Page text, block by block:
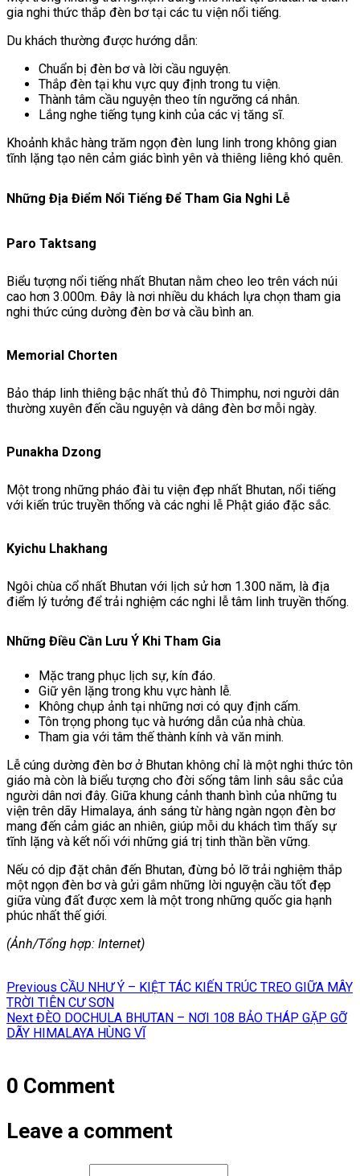
gia nghi thức thắp đèn bơ tại các tu viện nổi tiếng.
Du khách thường được hướng dẫn:
Chuẩn bị đèn bơ và lời cầu nguyện.
Thắp đèn tại khu vực quy định trong tu viện.
Thành tâm cầu nguyện theo tín ngưỡng cá nhân.
Lắng nghe tiếng tụng kinh của các vị tăng sĩ.
Khoảnh khắc hàng trăm ngọn đèn lung linh trong không gian
tĩnh lặng tạo nên cảm giác bình yên và thiêng liêng khó quên.
Những Địa Điểm Nổi Tiếng Để Tham Gia Nghi Lễ
Paro Taktsang
Biểu tượng nổi tiếng nhất Bhutan nằm cheo leo trên vách núi
cao hơn 3.000m. Đây là nơi nhiều du khách lựa chọn tham gia
nghi thức cúng dường đèn bơ và cầu bình an.
Memorial Chorten
Bảo tháp linh thiêng bậc nhất thủ đô Thimphu, nơi người dân
thường xuyên đến cầu nguyện và dâng đèn bơ mỗi ngày.
Punakha Dzong
Một trong những pháo đài tu viện đẹp nhất Bhutan, nổi tiếng
với kiến trúc truyền thống và các nghi lễ Phật giáo đặc sắc.
Kyichu Lhakhang
Ngôi chùa cổ nhất Bhutan với lịch sử hơn 1.300 năm, là địa
điểm lý tưởng để trải nghiệm các nghi lễ tâm linh truyền thống.
Những Điều Cần Lưu Ý Khi Tham Gia
Mặc trang phục lịch sự, kín đáo.
Giữ yên lặng trong khu vực hành lễ.
Không chụp ảnh tại những nơi có quy định cấm.
Tôn trọng phong tục và hướng dẫn của nhà chùa.
Tham gia với tâm thế thành kính và văn minh.
Lễ cúng dường đèn bơ ở Bhutan không chỉ là một nghi thức tôn
giáo mà còn là biểu tượng cho đời sống tâm linh sâu sắc của
người dân nơi đây. Giữa khung cảnh thanh bình của những tu
viện trên dãy Himalaya, ánh sáng từ hàng ngàn ngọn đèn bơ
mang đến cảm giác an nhiên, giúp mỗi du khách tìm thấy sự
tĩnh lặng và kết nối với những giá trị tinh thần bền vững.
Nếu có dịp đặt chân đến Bhutan, đừng bỏ lỡ trải nghiệm thắp
một ngọn đèn bơ và gửi gắm những lời nguyện cầu tốt đẹp
giữa vùng đất được xem là một trong những quốc gia hạnh
phúc nhất thế giới.
(Ảnh/Tổng hợp: Internet)
hướng
bài
Previous Previous
post:
CẦU NHƯ Ý – KIỆT TÁC KIẾN TRÚC TREO GIỮA MÂY
TRỜI TIÊN CƯ SƠN
Next Next
post:
ĐÈO DOCHULA BHUTAN – NƠI 108 BẢO THÁP GẶP GỠ
DÃY HIMALAYA HÙNG VĨ
0 Comment
Leave a comment